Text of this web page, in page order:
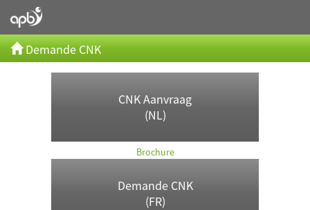
Demande CNK
CNK Aanvraag
(NL)
Brochure
Demande CNK
(FR)